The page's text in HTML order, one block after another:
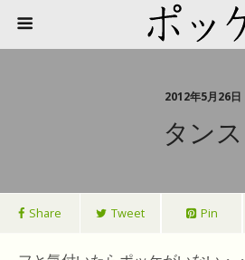
2012年5月26日
タンス
Share Tweet Pin